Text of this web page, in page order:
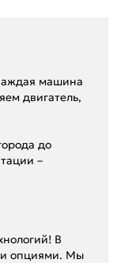
машина
двигатель,
до
–
В
опциями. Мы